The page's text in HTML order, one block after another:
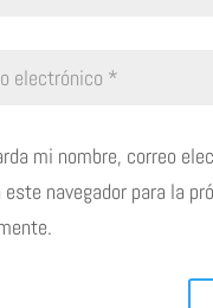
mi nombre, correo
navegador para la